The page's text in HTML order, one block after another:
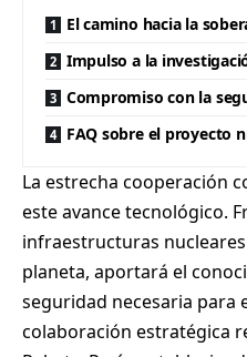
El camino hacia la
Impulso a la
Compromiso con la
FAQ sobre el proyecto
La estrecha cooperación
este avance tecnológico.
infraestructuras
planeta, aportará el
seguridad necesaria para
colaboración estratégica